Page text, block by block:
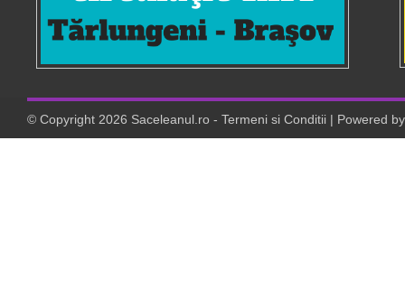
© Copyright 2026 Saceleanul.ro - Termeni si Conditii | Powered